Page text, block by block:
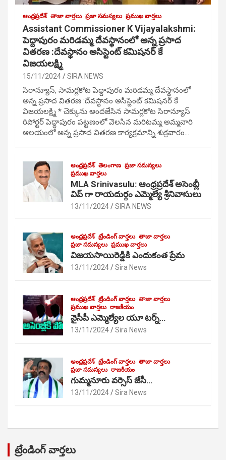
ఆంధ్రప్రదేశ్ తాజా వార్తలు ప్రజా సమస్యలు ప్రముఖ వార్తలు
Assistant Commissioner K Vijayalakshmi:
పెద్దాపురం మరిడమ్మ దేవస్థానంలో అన్న ప్రసాద
వితరణ :దేవస్థానం అసిస్టెంట్ కమిషనర్ కే
విజయలక్ష్మి
15/11/2024 SIRA NEWS
సిరాన్యూస్, సామర్లకోట పెద్దాపురం మరిడమ్మ దేవస్థానంలో
అన్న ప్రసాద వితరణ :దేవస్థానం అసిస్టెంట్ కమిషనర్ కే
విజయలక్ష్మి * చెక్కును అందజేసిన సామర్లకోట సిరాన్యూస్
రిపోర్టర్ పెద్దాపురం పట్టణంలో వెలసిన మరిటమ్మ అమ్మవారి
ఆలయంలో అన్న ప్రసాద వితరణ కార్యక్రమాన్ని శుక్రవారం…
ఆంధ్రప్రదేశ్ తెలంగాణ ప్రజా సమస్యలు
ప్రముఖ వార్తలు
MLA Srinivasulu: ఆంధ్రప్రదేశ్ అసెంబ్లీ
విప్ గా రాయదుర్గం ఎమ్మెల్యే శ్రీనివాసులు
13/11/2024 SIRA NEWS
ఆంధ్రప్రదేశ్ ట్రేండింగ్ వార్తలు తాజా వార్తలు
ప్రజా సమస్యలు ప్రముఖ వార్తలు
విజయసాయిరెడ్డికి ఎందుకంత ప్రేమ
13/11/2024 Sira News
ఆంధ్రప్రదేశ్ ట్రేండింగ్ వార్తలు తాజా వార్తలు
ప్రముఖ వార్తలు రాజకీయం
వైసీపీ ఎమ్మెల్యేల యూ టర్న్…
13/11/2024 Sira News
ఆంధ్రప్రదేశ్ ట్రేండింగ్ వార్తలు తాజా వార్తలు
ప్రజా సమస్యలు రాజకీయం
గుమ్మనూరు వర్సెస్ జేసీ…
13/11/2024 Sira News
ట్రేండింగ్ వార్తలు